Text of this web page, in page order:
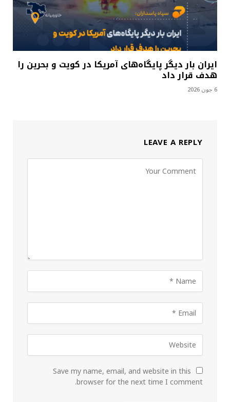
ایران بار دیگر پایگاه‌های آمریکا در کویت و بحرین را
هدف قرار داد
6 جون 2026
LEAVE A REPLY
Save my name, email, and website in this
browser for the next time I comment.